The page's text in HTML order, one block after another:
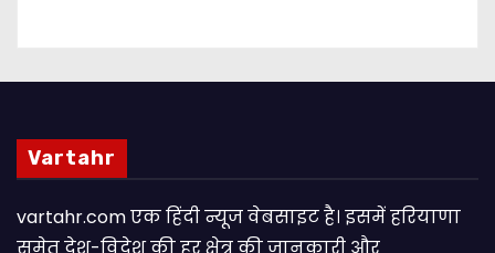
Vartahr
vartahr.com एक हिंदी न्यूज वेबसाइट है। इसमें हरियाणा